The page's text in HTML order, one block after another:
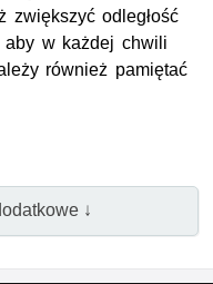
zwiększyć odległość
aby w każdej chwili
również pamiętać
↓